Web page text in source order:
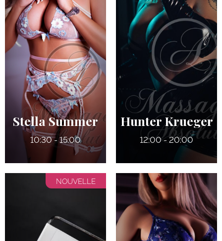
33 ans
5' 4"
Québécoise
130 lbs
32 DD (Refaits)
29 ans
5' 6
Français
7
130 lbs
Pers
Stella Summer
10:30 - 15:00
Hunter Krueger
12:00 - 20:00
NOUVELLE